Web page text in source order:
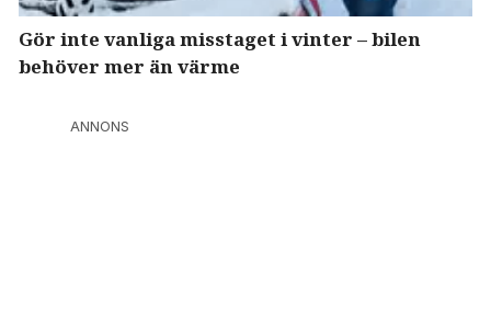
Gör inte vanliga misstaget i vinter – bilen
behöver mer än värme
ANNONS